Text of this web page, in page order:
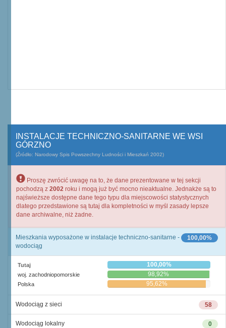
INSTALACJE TECHNICZNO-SANITARNE WE WSI
GÓRZNO
(Źródło: Narodowy Spis Powszechny Ludności i Mieszkań 2002)
Proszę zwrócić uwagę na to, że dane prezentowane w tej sekcji
pochodzą z 2002 roku i mogą już być mocno nieaktualne. Jednakże są to
najświeższe dostępne dane tego typu dla miejscowości statystycznych
dlatego przedstawione są tutaj dla kompletności w myśl zasady lepsze
dane archiwalne, niż żadne.
100,00%
Mieszkania wyposażone w instalacje techniczno-sanitarne -
wodociąg
Tutaj 100,00%
woj. zachodniopomorskie 98,92%
Polska 95,62%
58
Wodociąg z sieci
0
Wodociąg lokalny